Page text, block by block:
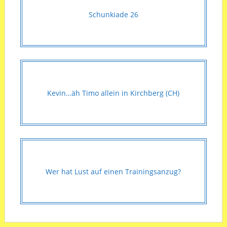
Schunkiade 26
Kevin…äh Timo allein in Kirchberg (CH)
Wer hat Lust auf einen Trainingsanzug?